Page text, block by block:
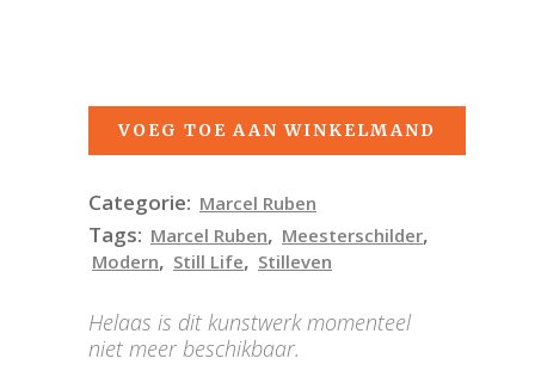
VOEG TOE AAN WINKELMAND
Categorie: Marcel Ruben
Tags: Marcel Ruben, Meesterschilder,
Modern, Still Life, Stilleven
Helaas is dit kunstwerk momenteel
niet meer beschikbaar.